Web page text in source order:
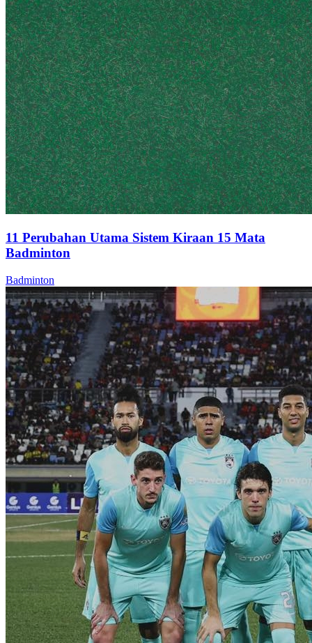
11 Perubahan Utama Sistem Kiraan 15 Mata
Badminton
Badminton